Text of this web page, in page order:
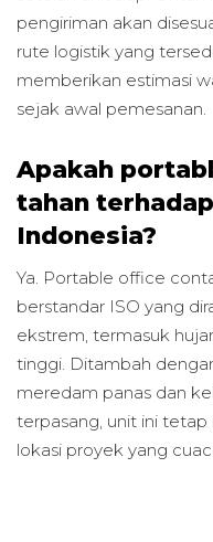
pengiriman akan
rute logistik yang
memberikan estimasi
sejak awal pemesanan.
Apakah
tahan
Indonesia?
Ya. Portable office
berstandar ISO yang
ekstrem, termasuk
tinggi. Ditambah
meredam panas dan
terpasang, unit ini
lokasi proyek yang